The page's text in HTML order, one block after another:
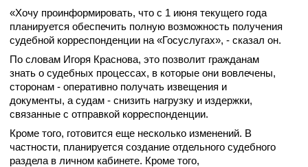
«Хочу проинформировать, что с 1 июня текущего года
планируется обеспечить полную возможность получения
судебной корреспонденции на «Госуслугах», - сказал он.
По словам Игоря Краснова, это позволит гражданам
знать о судебных процессах, в которые они вовлечены,
сторонам - оперативно получать извещения и
документы, а судам - снизить нагрузку и издержки,
связанные с отправкой корреспонденции.
Кроме того, готовится еще несколько изменений. В
частности, планируется создание отдельного судебного
раздела в личном кабинете. Кроме того,